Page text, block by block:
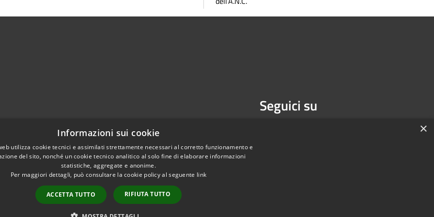
Seguici su
Area Interna
Copyright © 2026 • Comune di Melzo - Città Metropolitana di Milano • Powered by
×
Informazioni sui cookie
utilizza cookie tecnici e assimilati strettamente necessari al corretto funzionamento e
del sito, nonché un cookie tecnico analitico al solo fine di elaborare informazioni
statistiche, aggregate e anonime.
Per maggiori dettagli, può consultare la cookie policy al seguente link
ACCETTA TUTTO RIFIUTA TUTTO